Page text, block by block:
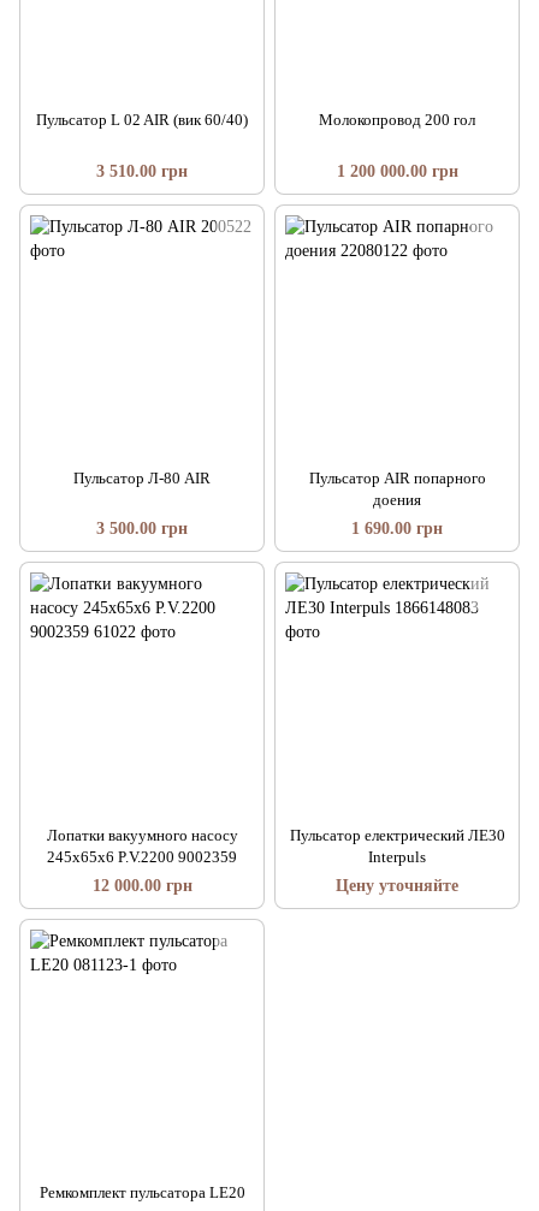
Пульсатор L 02 AIR (вик 60/40)
3 510.00 грн
Молокопровод 200 гол
1 200 000.00 грн
Пульсатор Л-80 AIR
3 500.00 грн
Пульсатор AIR попарного
доения
1 690.00 грн
Лопатки вакуумного насосу
245х65х6 P.V.2200 9002359
12 000.00 грн
Пульсатор електрический ЛЕ30
Interpuls
Цену уточняйте
Ремкомплект пульсатора LE20